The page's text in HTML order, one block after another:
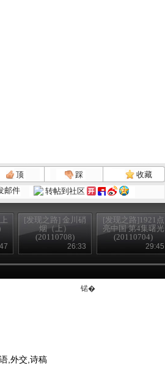
顶 踩
收藏
邮件 转帖到社区
[发现之路] 金川硝
烟（上）
(20110708)
26:33
[发现之路]1921点
亮中国 第4集曙光
(20110704)
29:45
,外交,诗稿
锘�